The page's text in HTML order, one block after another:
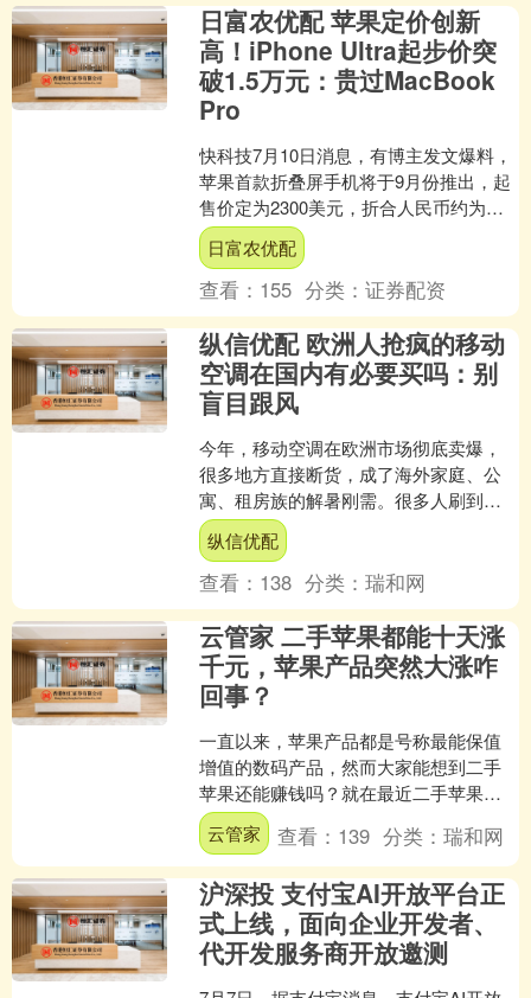
日富农优配 苹果定价创新
高！iPhone Ultra起步价突
破1.5万元：贵过MacBook
Pro
快科技7月10日消息，有博主发文爆料，
苹果首款折叠屏手机将于9月份推出，起
售价定为2300美元，折合人民币约为
15600元。该博主表示，iPhone Ultra....
日富农优配
查看： 155 分类：证券配资
纵信优配 欧洲人抢疯的移动
空调在国内有必要买吗：别
盲目跟风
今年，移动空调在欧洲市场彻底卖爆，
很多地方直接断货，成了海外家庭、公
寓、租房族的解暑刚需。很多人刷到海
外视频都会疑惑：为什么外国人疯狂抢
购的移动空调，国内却褒贬....
纵信优配
查看： 138 分类：瑞和网
云管家 二手苹果都能十天涨
千元，苹果产品突然大涨咋
回事？
一直以来，苹果产品都是号称最能保值
增值的数码产品，然而大家能想到二手
苹果还能赚钱吗？就在最近二手苹果十
天涨价千元的消息传来，苹果这到底是
怎么回事？ 一、二手苹果....
云管家 查看： 139 分类：瑞和网
沪深投 支付宝AI开放平台正
式上线，面向企业开发者、
代开发服务商开放邀测